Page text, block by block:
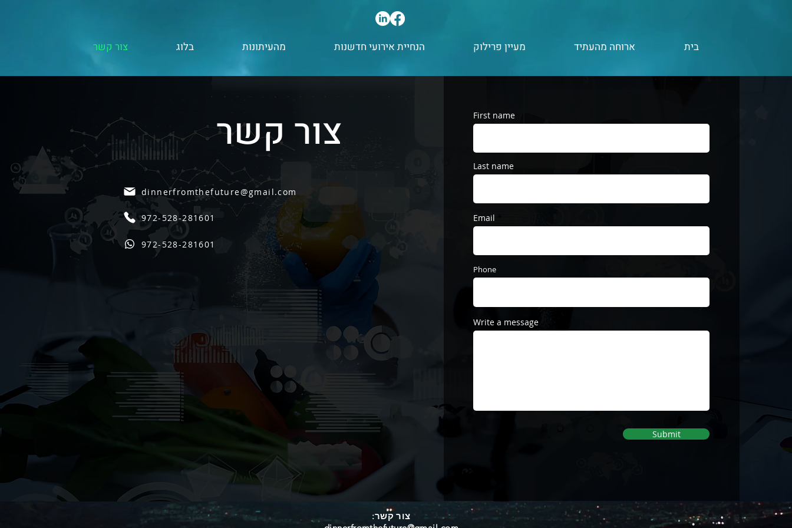
בית ארוחה מהעתיד מעיין פרילוק הנחיית אירועי חדשנות מהעיתונות בלוג צור קשר
צור קשר
dinnerfromthefuture@gmail.com
972-528-281601
972-528-281601
First name
Last name
Email
Phone
Write a message
Submit
צור קשר: